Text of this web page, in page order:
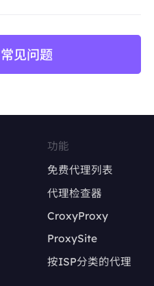
，降低异常登录风险
论，模拟真实用户行为
被限流或封禁
见问题
功能
免费代理列表
代理检查器
CroxyProxy
ProxySite
按ISP分类的代理